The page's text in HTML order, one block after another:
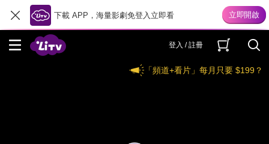
下載 APP，海量影劇免登入立即看
登入 / 註冊
「頻道+看片」每月只要 $199？